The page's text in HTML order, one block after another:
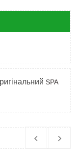
SPA